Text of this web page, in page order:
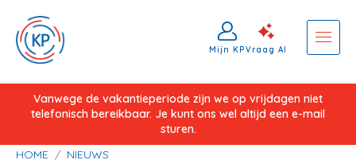
OverslaanVanwege de vakantieperiode zijn we op vrijdagen niet
telefonisch bereikbaar. Je kunt ons wel altijd een e-mail
sturen.
Mijn KPVraag AI
Kruimelpad
HOME
NIEUWS